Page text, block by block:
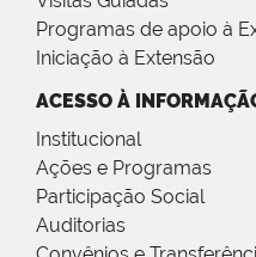
Programas de apoio à
Iniciação à Extensão
ACESSO À
Institucional
Ações e Programas
Participação Social
Auditorias